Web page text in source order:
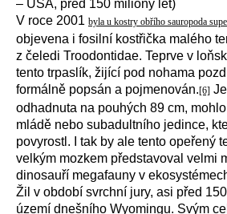
– USA, před 150 miliony let)
V roce 2001 byla u kostry obřího sauropoda
objevena i fosilní kostřička malého
z čeledi Troodontidae. Teprve v
tento trpaslík, žijící pod nohama
formálně popsán a pojmenován.[6]
odhadnuta na pouhých 89 cm,
mládě nebo subadultního jedince,
povyrostl. I tak by ale tento opeřený
velkým mozkem představoval velmi
dinosauří megafauny v
Žil v období svrchní jury, asi před
území dnešního Wyomingu. Svým